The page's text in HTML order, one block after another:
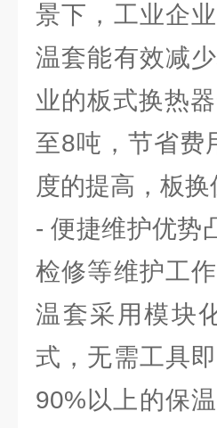
景下，工业企
温套能有效减
业的板式换热
至8吨，节省费
度的提高，板
- 便捷维护优势
检修等维护工
温套采用模块
式，无需工具
90%以上的保